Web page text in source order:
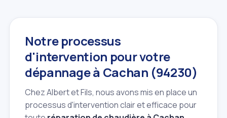
Notre processus
d'intervention pour votre
dépannage à Cachan (94230)
Chez Albert et Fils, nous avons mis en place un
processus d'intervention clair et efficace pour